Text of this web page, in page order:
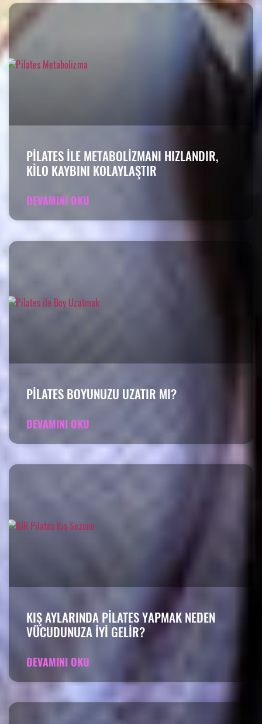
PILATES ILE METABOLIZMANI HIZLANDIR,
KILO KAYBINI KOLAYLAŞTIR
DEVAMINI OKU
PILATES BOYUNUZU UZATIR MI?
DEVAMINI OKU
KIŞ AYLARINDA PILATES YAPMAK NEDEN
VÜCUDUNUZA IYI GELIR?
DEVAMINI OKU